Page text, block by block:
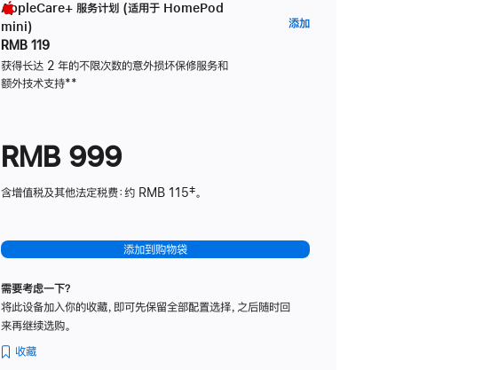
AppleCare+ 服务计划 (适用于 HomePod
mini)
RMB 119
获得长达 2 年的不限次数的意外损坏保修服务和
额外技术支持脚
**
添加AppleCare+
RMB 999
含增值税及其他法定税费：约 RMB 115‡。
添加到购物袋
需要考虑一下？
将此设备加入你的收藏，即可先保留全部配置选择，之后随时回
来再继续选购。
收藏